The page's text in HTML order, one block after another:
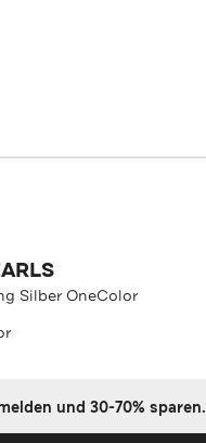
Silber OneColor
und 30-70% sparen.